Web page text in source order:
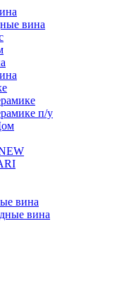
вина
п/у
вина
вина